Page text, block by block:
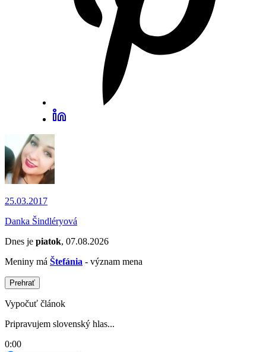
25.03.2017
Danka Šindléryová
Dnes je piatok, 07.08.2026
Meniny má Štefánia - význam mena
Prehrať
Vypočuť článok
Pripravujem slovenský hlas...
0:00